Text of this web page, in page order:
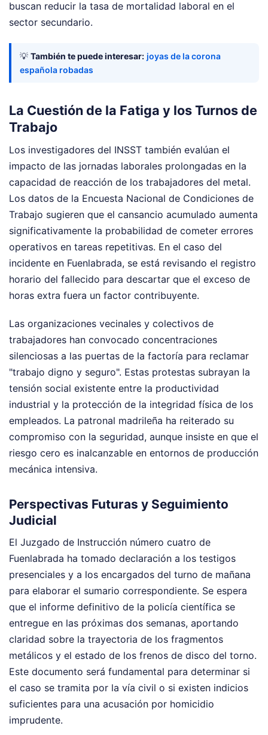
buscan reducir la tasa de mortalidad laboral en el
sector secundario.
💡 También te puede interesar: joyas de la corona
española robadas
La Cuestión de la Fatiga y los Turnos de
Trabajo
Los investigadores del INSST también evalúan el
impacto de las jornadas laborales prolongadas en la
capacidad de reacción de los trabajadores del metal.
Los datos de la Encuesta Nacional de Condiciones de
Trabajo sugieren que el cansancio acumulado aumenta
significativamente la probabilidad de cometer errores
operativos en tareas repetitivas. En el caso del
incidente en Fuenlabrada, se está revisando el registro
horario del fallecido para descartar que el exceso de
horas extra fuera un factor contribuyente.
Las organizaciones vecinales y colectivos de
trabajadores han convocado concentraciones
silenciosas a las puertas de la factoría para reclamar
"trabajo digno y seguro". Estas protestas subrayan la
tensión social existente entre la productividad
industrial y la protección de la integridad física de los
empleados. La patronal madrileña ha reiterado su
compromiso con la seguridad, aunque insiste en que el
riesgo cero es inalcanzable en entornos de producción
mecánica intensiva.
Perspectivas Futuras y Seguimiento
Judicial
El Juzgado de Instrucción número cuatro de
Fuenlabrada ha tomado declaración a los testigos
presenciales y a los encargados del turno de mañana
para elaborar el sumario correspondiente. Se espera
que el informe definitivo de la policía científica se
entregue en las próximas dos semanas, aportando
claridad sobre la trayectoria de los fragmentos
metálicos y el estado de los frenos de disco del torno.
Este documento será fundamental para determinar si
el caso se tramita por la vía civil o si existen indicios
suficientes para una acusación por homicidio
imprudente.